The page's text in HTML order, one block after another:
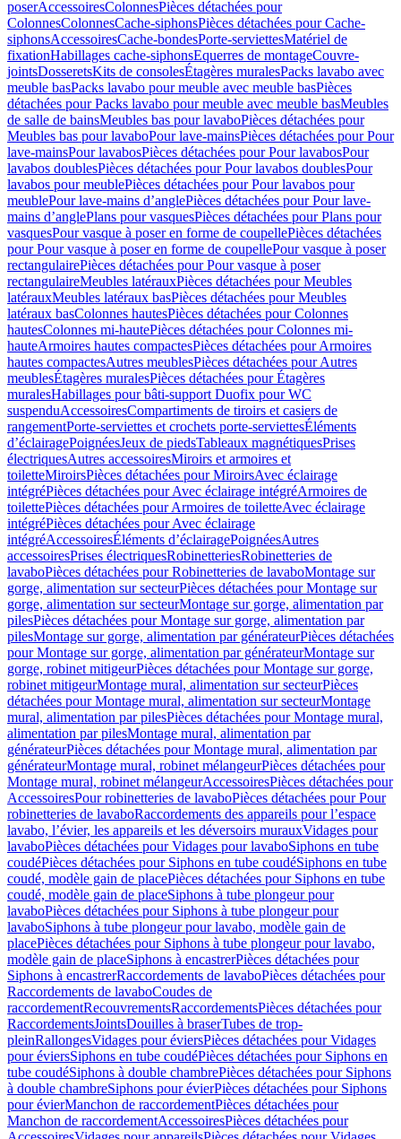
poserAccessoiresColonnesPièces détachées pour
ColonnesColonnesCache-siphonsPièces détachées pour Cache-
siphonsAccessoiresCache-bondesPorte-serviettesMatériel de
fixationHabillages cache-siphonsEquerres de montageCouvre-
jointsDosseretsKits de consolesÉtagères muralesPacks lavabo avec
meuble basPacks lavabo pour meuble avec meuble basPièces
détachées pour Packs lavabo pour meuble avec meuble basMeubles
de salle de bainsMeubles bas pour lavaboPièces détachées pour
Meubles bas pour lavaboPour lave-mainsPièces détachées pour Pour
lave-mainsPour lavabosPièces détachées pour Pour lavabosPour
lavabos doublesPièces détachées pour Pour lavabos doublesPour
lavabos pour meublePièces détachées pour Pour lavabos pour
meublePour lave-mains d’anglePièces détachées pour Pour lave-
mains d’anglePlans pour vasquesPièces détachées pour Plans pour
vasquesPour vasque à poser en forme de coupellePièces détachées
pour Pour vasque à poser en forme de coupellePour vasque à poser
rectangulairePièces détachées pour Pour vasque à poser
rectangulaireMeubles latérauxPièces détachées pour Meubles
latérauxMeubles latéraux basPièces détachées pour Meubles
latéraux basColonnes hautesPièces détachées pour Colonnes
hautesColonnes mi-hautePièces détachées pour Colonnes mi-
hauteArmoires hautes compactesPièces détachées pour Armoires
hautes compactesAutres meublesPièces détachées pour Autres
meublesÉtagères muralesPièces détachées pour Étagères
muralesHabillages pour bâti-support Duofix pour WC
suspenduAccessoiresCompartiments de tiroirs et casiers de
rangementPorte-serviettes et crochets porte-serviettesÉléments
d’éclairagePoignéesJeux de piedsTableaux magnétiquesPrises
électriquesAutres accessoiresMiroirs et armoires et
toiletteMiroirsPièces détachées pour MiroirsAvec éclairage
intégréPièces détachées pour Avec éclairage intégréArmoires de
toilettePièces détachées pour Armoires de toiletteAvec éclairage
intégréPièces détachées pour Avec éclairage
intégréAccessoiresÉléments d’éclairagePoignéesAutres
accessoiresPrises électriquesRobinetteriesRobinetteries de
lavaboPièces détachées pour Robinetteries de lavaboMontage sur
gorge, alimentation sur secteurPièces détachées pour Montage sur
gorge, alimentation sur secteurMontage sur gorge, alimentation par
pilesPièces détachées pour Montage sur gorge, alimentation par
pilesMontage sur gorge, alimentation par générateurPièces détachées
pour Montage sur gorge, alimentation par générateurMontage sur
gorge, robinet mitigeurPièces détachées pour Montage sur gorge,
robinet mitigeurMontage mural, alimentation sur secteurPièces
détachées pour Montage mural, alimentation sur secteurMontage
mural, alimentation par pilesPièces détachées pour Montage mural,
alimentation par pilesMontage mural, alimentation par
générateurPièces détachées pour Montage mural, alimentation par
générateurMontage mural, robinet mélangeurPièces détachées pour
Montage mural, robinet mélangeurAccessoiresPièces détachées pour
AccessoiresPour robinetteries de lavaboPièces détachées pour Pour
robinetteries de lavaboRaccordements des appareils pour l’espace
lavabo, l’évier, les appareils et les déversoirs murauxVidages pour
lavaboPièces détachées pour Vidages pour lavaboSiphons en tube
coudéPièces détachées pour Siphons en tube coudéSiphons en tube
coudé, modèle gain de placePièces détachées pour Siphons en tube
coudé, modèle gain de placeSiphons à tube plongeur pour
lavaboPièces détachées pour Siphons à tube plongeur pour
lavaboSiphons à tube plongeur pour lavabo, modèle gain de
placePièces détachées pour Siphons à tube plongeur pour lavabo,
modèle gain de placeSiphons à encastrerPièces détachées pour
Siphons à encastrerRaccordements de lavaboPièces détachées pour
Raccordements de lavaboCoudes de
raccordementRecouvrementsRaccordementsPièces détachées pour
RaccordementsJointsDouilles à braserTubes de trop-
pleinRallongesVidages pour éviersPièces détachées pour Vidages
pour éviersSiphons en tube coudéPièces détachées pour Siphons en
tube coudéSiphons à double chambrePièces détachées pour Siphons
à double chambreSiphons pour évierPièces détachées pour Siphons
pour évierManchon de raccordementPièces détachées pour
Manchon de raccordementAccessoiresPièces détachées pour